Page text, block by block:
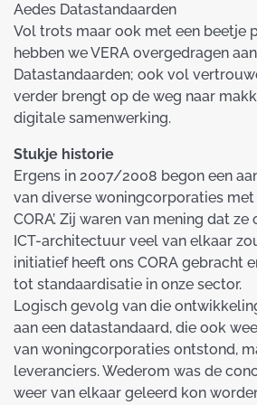
Aedes Datastandaarden
Vol trots maar ook met een beetje
hebben we VERA overgedragen
Datastandaarden; ook vol
verder brengt op de weg naar
digitale samenwerking.
Stukje historie
Ergens in 2007/2008 begon een
van diverse woningcorporaties met
CORA’. Zij waren van mening dat
ICT-architectuur veel van elkaar
initiatief heeft ons CORA gebracht
tot standaardisatie in onze sector.
Logisch gevolg van die
aan een datastandaard, die ook
van woningcorporaties ontstond,
leveranciers. Wederom was de
weer van elkaar geleerd kon